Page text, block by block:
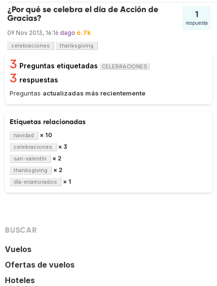
1
respuesta
¿Por qué se celebra el día de Acción de
Gracias?
09 Nov 2013, 16:16 dago 6.7k
celebraciones thanksgiving
3 Preguntas etiquetadas CELEBRACIONES
3 respuestas
Preguntas actualizadas más recientemente
Etiquetas relacionadas
navidad × 10
celebraciones × 3
san-valentín × 2
thanksgiving × 2
día-enamorados × 1
BUSCAR
Vuelos
Ofertas de vuelos
Hoteles